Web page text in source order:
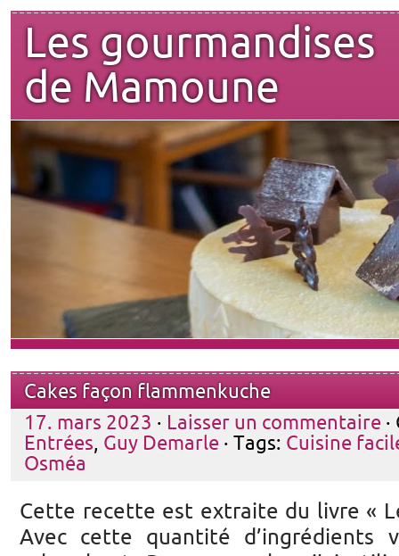
Les gourmandises
de Mamoune
Cakes façon flammenkuche
17. mars 2023 · Laisser un commentaire
Entrées, Guy Demarle · Tags: Cuisine
Osméa
Cette recette est extraite du livre «
Avec cette quantité d’ingrédients